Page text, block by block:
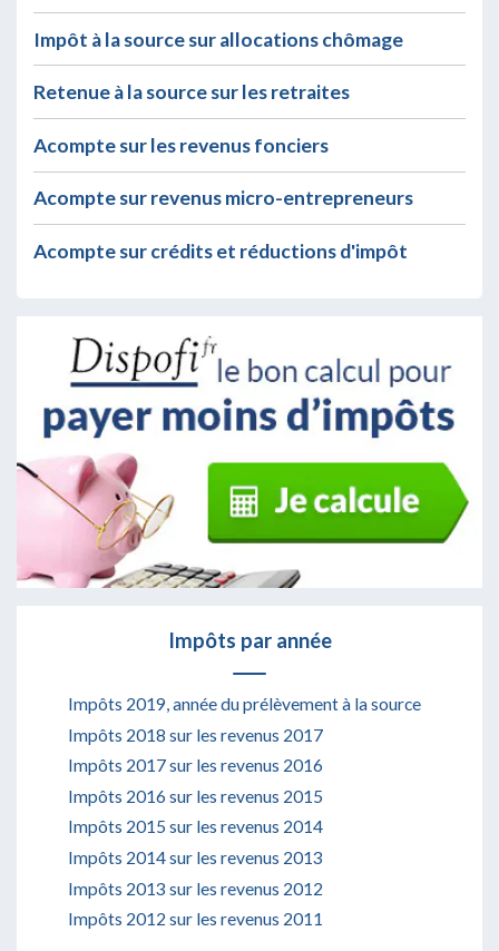
Impôt à la source sur allocations chômage
Retenue à la source sur les retraites
Acompte sur les revenus fonciers
Acompte sur revenus micro-entrepreneurs
Acompte sur crédits et réductions d'impôt
Impôts par année
Impôts 2019, année du prélèvement à la source
Impôts 2018 sur les revenus 2017
Impôts 2017 sur les revenus 2016
Impôts 2016 sur les revenus 2015
Impôts 2015 sur les revenus 2014
Impôts 2014 sur les revenus 2013
Impôts 2013 sur les revenus 2012
Impôts 2012 sur les revenus 2011